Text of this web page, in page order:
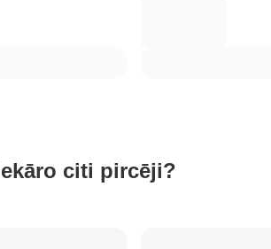
citi pircēji?